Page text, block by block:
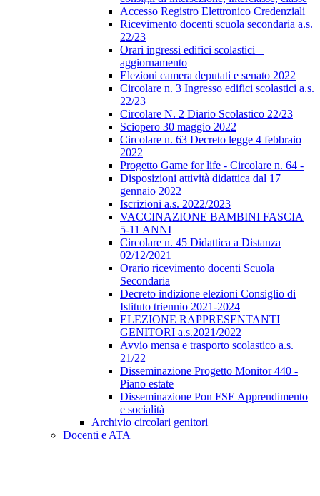
Accesso Registro Elettronico Credenziali
Ricevimento docenti scuola secondaria a.s.
22/23
Orari ingressi edifici scolastici –
aggiornamento
Elezioni camera deputati e senato 2022
Circolare n. 3 Ingresso edifici scolastici a.s.
22/23
Circolare N. 2 Diario Scolastico 22/23
Sciopero 30 maggio 2022
Circolare n. 63 Decreto legge 4 febbraio
2022
Progetto Game for life - Circolare n. 64 -
Disposizioni attività didattica dal 17
gennaio 2022
Iscrizioni a.s. 2022/2023
VACCINAZIONE BAMBINI FASCIA
5-11 ANNI
Circolare n. 45 Didattica a Distanza
02/12/2021
Orario ricevimento docenti Scuola
Secondaria
Decreto indizione elezioni Consiglio di
Istituto triennio 2021-2024
ELEZIONE RAPPRESENTANTI
GENITORI a.s.2021/2022
Avvio mensa e trasporto scolastico a.s.
21/22
Disseminazione Progetto Monitor 440 -
Piano estate
Disseminazione Pon FSE Apprendimento
e socialità
Archivio circolari genitori
Docenti e ATA